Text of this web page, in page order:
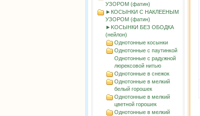
УЗОРОМ (фатин)
►КОСЫНКИ С НАКЛЕЕНЫМ
УЗОРОМ (фатин)
►KOСЫНКИ БЕЗ ОБОДКА
(нейлон)
Однотонные косынки
Однотонные с паутинкой
Однотонные с радужной
люрексовой нитью
Однотонные в снежок
Однотонные в мелкий
белый горошек
Однотонные в мелкий
цветной горошек
Однотонные в мелкий